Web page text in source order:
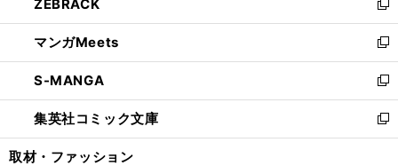
く
で
開
く
ド
ウ
で
開
く
ィ
ン
ド
ウ
で
開
く
い
ウ
ィ
ン
ド
ウ
で
開
ZEBRACK
新
し
い
ウ
ィ
ン
ド
ウ
マンガMeets
新
し
い
ウ
ィ
ン
S-MANGA
新
し
い
ウ
集英社コミック文庫
新
し
取材・ファッション